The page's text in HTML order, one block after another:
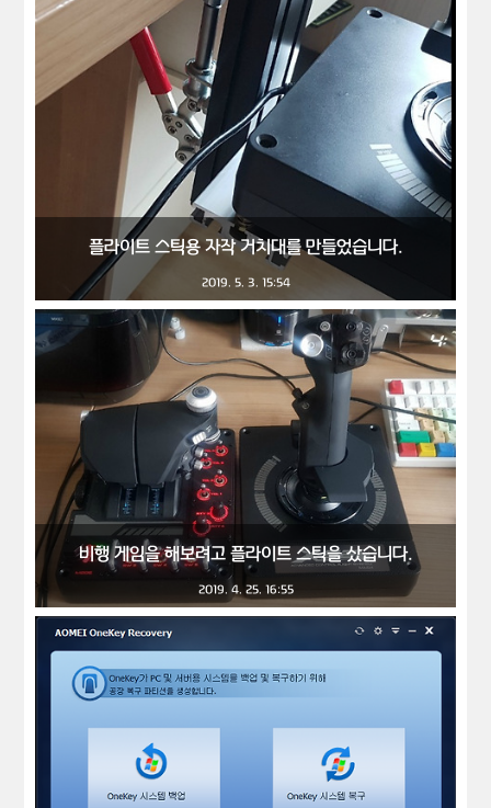
플라이트 스틱용 자작 거치대를 만들었습니다.
2019. 5. 3. 15:54
비행 게임을 해보려고 플라이트 스틱을 샀습니다.
2019. 4. 25. 16:55